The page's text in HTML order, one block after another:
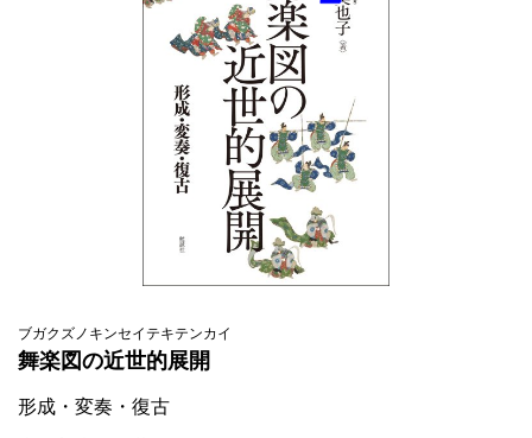
ブガクズノキンセイテキテンカイ
舞楽図の近世的展開
形成・変奏・復古